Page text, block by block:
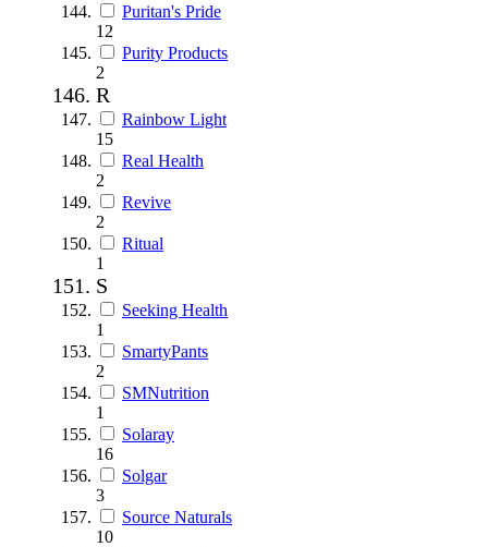
Puritan's Pride
12
Purity Products
2
R
Rainbow Light
15
Real Health
2
Revive
2
Ritual
1
S
Seeking Health
1
SmartyPants
2
SMNutrition
1
Solaray
16
Solgar
3
Source Naturals
10